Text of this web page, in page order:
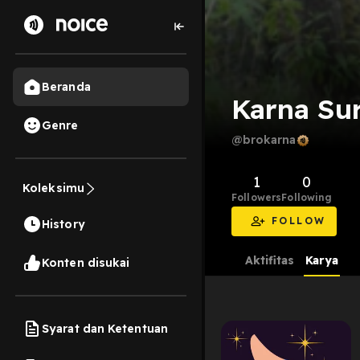
Beranda
Genre
Koleksimu
History
Konten disukai
Syarat dan Ketentuan
Karna
@brokarna
1
Followers
0
Following
FOLLOW
Aktifitas Karya